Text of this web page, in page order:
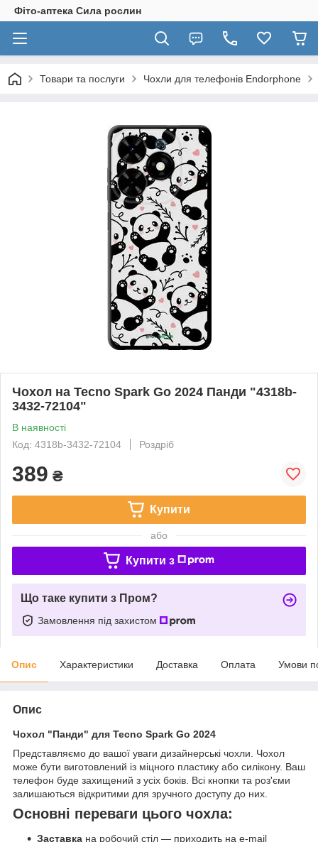
Фіто-аптека Сила рослин
Товари та послуги Чохли для телефонів Endorphone
Чохол на Tecno Spark Go 2024 Панди "4318b-
3432-72104"
В наявності
Код: 4318b-3432-72104
Роздріб
389 ₴
Купити
або
Купити з
Що таке купити з Пром?
Замовлення під захистом
Опис Характеристики Доставка Оплата Умови
Опис
Чохол "Панди" для Tecno Spark Go 2024
Представляємо до вашої уваги дизайнерські чохли. Чохол
може бути виготовлений із міцного пластику або силікону. Ваш
телефон буде захищений з усіх боків. Всі кнопки та роз'єми
залишаються відкритими для зручного доступу до них.
Основні переваги цього чохла:
Заставка на робочий стіл — приходить на e-mail